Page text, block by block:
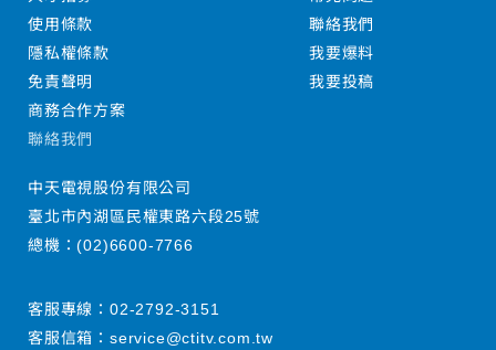
使用條款
隱私權條款
免責聲明
商務合作方案
聯絡我們
我要爆料
我要投稿
聯絡我們
中天電視股份有限公司
臺北市內湖區民權東路六段25號
總機：(02)6600-7766
客服專線： 02-2792-3151
客服信箱： service@ctitv.com.tw